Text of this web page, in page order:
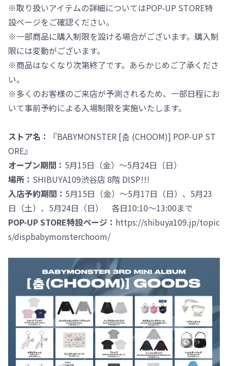
※取り扱いアイテムの詳細についてはPOP-UP STORE特
設ページをご確認ください。
※一部商品に購入制限を設ける場合がございます。購入制
限には変動がございます。
※商品はなくなり次第終了です。あらかじめご了承くださ
い。
※多くのお客様のご来店が予測されるため、一部日程にお
いて事前予約による入場制限を実施いたします。
ストア名：
『BABYMONSTER [춤 (CHOOM)] POP-UP ST
ORE』
オープン期間： 5月15日（金）～5月24日（日）
場所： SHIBUYA109渋谷店 8階 DISP!!!
入店予約期間： 5月15日（金）～5月17日（日）、5月23
日（土）、5月24日（日） 各日10:10～13:00まで
POP-UP STORE特設ページ： https://shibuya109.jp/topic
s/dispbabymonsterchoom/